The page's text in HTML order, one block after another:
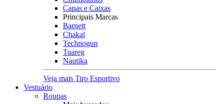
Capas e Caixas
Principais Marcas
Barnett
Chakal
Technogun
Tuareg
Nautika
Veja mais Tiro Esportivo
Vestuário
Roupas